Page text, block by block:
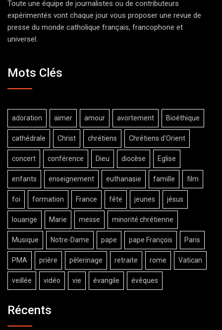
Toute une équipe de journalistes ou de contributeurs
expérimentés vont chaque jour vous proposer une revue de
presse du monde catholique français, francophone et
universel.
Mots Clés
adoration aimer amour avortement Bioéthique
cathédrale Christ chrétiens Chrétiens d'Orient
concert conférence Dieu diocèse Eglise
enfants enseignement euthanasie famille film
foi formation France fête jeunes jésus
louange Marie messe minorité chrétienne
Musique Notre-Dame pape pape François Paris
PMA prière pèlerinage retraite rome Vatican
veillée vidéo vie évangile évêques
Récents